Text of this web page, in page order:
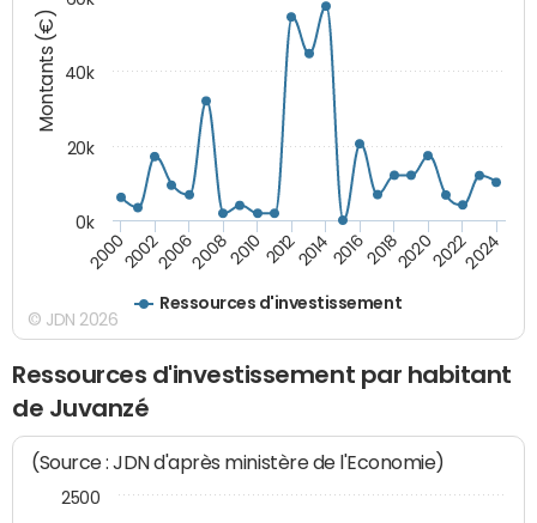
Montants (€)
Ressources d'investissement
20002002200620082010 2012201420162018202020222024
0k
20k
40k
© JDN 2026
Ressources d'investissement par habitant
de Juvanzé
(Source : JDN d'après ministère de l'Economie)
2500